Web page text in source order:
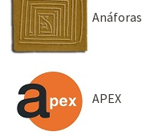
Anáforas
APEX